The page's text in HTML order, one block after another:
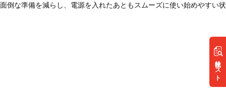
リスト
面倒な準備を減らし、電源を入れたあともスムーズに使い始めやすい